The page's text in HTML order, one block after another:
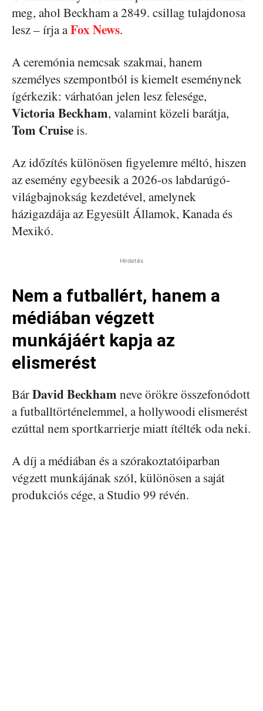
meg, ahol Beckham a 2849. csillag tulajdonosa
lesz – írja aFox News.
A ceremónia nemcsak szakmai, hanem
személyes szempontból is kiemelt eseménynek
ígérkezik: várhatóan jelen lesz felesége,
Victoria Beckham, valamint közeli barátja,
Tom Cruiseis.
Az időzítés különösen figyelemre méltó, hiszen
az esemény egybeesik a 2026-os labdarúgó-
világbajnokság kezdetével, amelynek
házigazdája az Egyesült Államok, Kanada és
Mexikó.
Hirdetés
Nem a futballért, hanem a
médiában végzett
munkájáért kapja az
elismerést
BárDavid Beckham neve örökre összefonódott
a futballtörténelemmel, a hollywoodi elismerést
ezúttal nem sportkarrierje miatt ítélték oda neki.
A díj a médiában és a szórakoztatóiparban
végzett munkájának szól, különösen a saját
produkciós cége, a Studio 99 révén.